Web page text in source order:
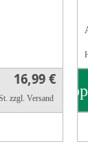
16,99 €
zzgl. Versand